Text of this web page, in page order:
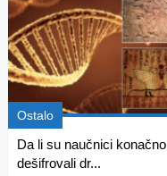
Ostalo
Da li su naučnici konačno
dešifrovali dr...